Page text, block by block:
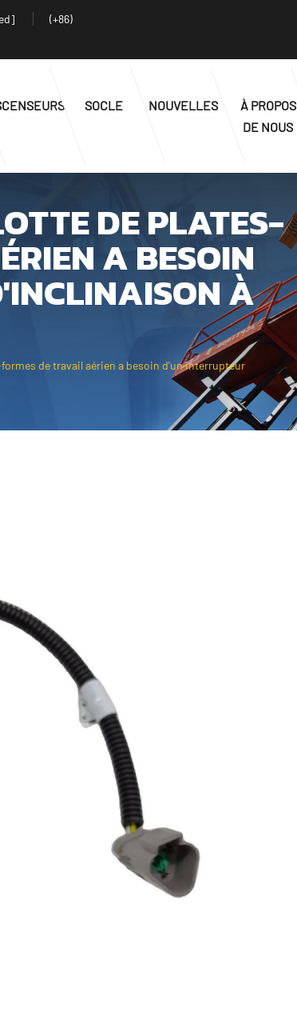
(+86)
SOCLE NOUVELLES
À PROPOS
DE NOUS
DE PLATES-
A BESOIN
À
de travail aérien a besoin d'un interrupteur